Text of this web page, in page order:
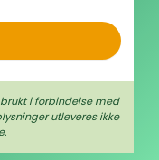
i forbindelse med
utleveres ikke